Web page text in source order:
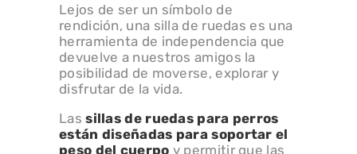
Lejos de ser un símbolo de
rendición, una silla de ruedas es una
herramienta de independencia que
devuelve a nuestros amigos la
posibilidad de moverse, explorar y
disfrutar de la vida.
Lassillas de ruedas para perros
están diseñadas para soportar el
peso del cuerpo y permitir que las